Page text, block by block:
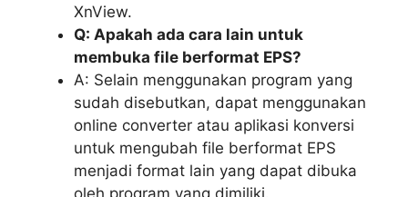
XnView.
Q: Apakah ada cara lain untuk
membuka file berformat EPS?
A: Selain menggunakan program yang
sudah disebutkan, dapat menggunakan
online converter atau aplikasi konversi
untuk mengubah file berformat EPS
menjadi format lain yang dapat dibuka